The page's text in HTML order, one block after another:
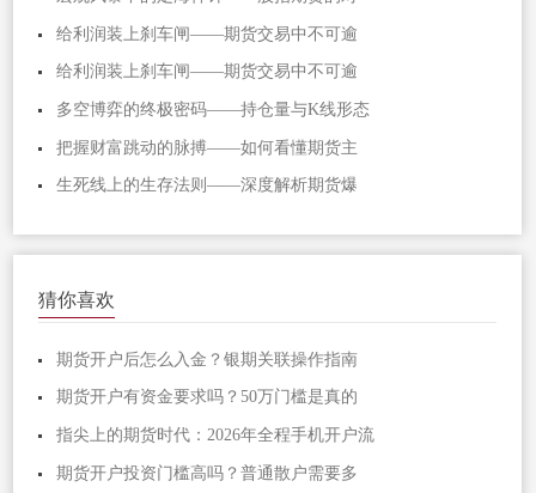
给利润装上刹车闸——期货交易中不可逾
给利润装上刹车闸——期货交易中不可逾
多空博弈的终极密码——持仓量与K线形态
把握财富跳动的脉搏——如何看懂期货主
生死线上的生存法则——深度解析期货爆
猜你喜欢
期货开户后怎么入金？银期关联操作指南
期货开户有资金要求吗？50万门槛是真的
指尖上的期货时代：2026年全程手机开户流
期货开户投资门槛高吗？普通散户需要多